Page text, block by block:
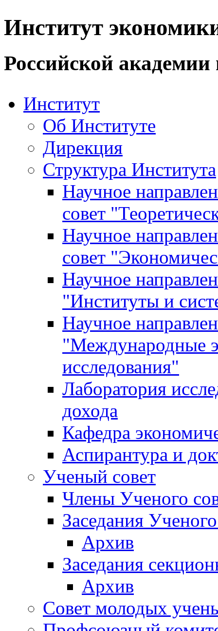
Институт
Российской академии
Институт
Об Институте
Дирекция
Структура Института
Научное
совет
Научное
совет
Научное
"Институты и
Научное
"Международные
исследования"
Лаборатория
дохода
Кафедра
Аспирантура и
Ученый совет
Члены Ученого
Заседания
Архив
Заседания
Архив
Совет молодых